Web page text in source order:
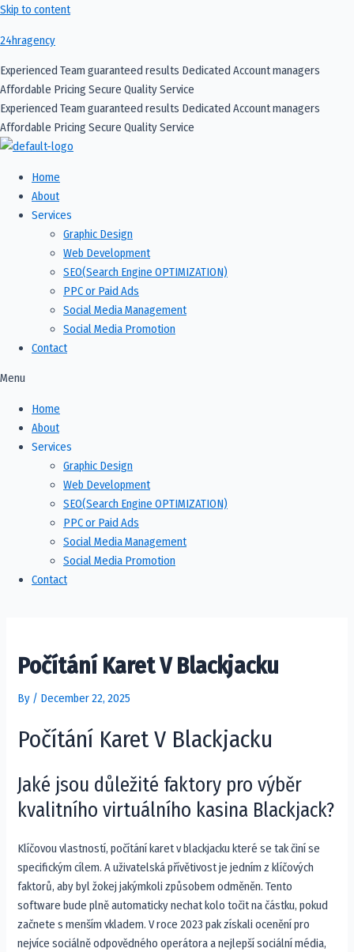
Skip to content
24hragency
Experienced Team guaranteed results Dedicated Account managers
Affordable Pricing Secure Quality Service
Experienced Team guaranteed results Dedicated Account managers
Affordable Pricing Secure Quality Service
Home
About
Services
Graphic Design
Web Development
SEO(Search Engine OPTIMIZATION)
PPC or Paid Ads
Social Media Management
Social Media Promotion​
Contact
Menu
Home
About
Services
Graphic Design
Web Development
SEO(Search Engine OPTIMIZATION)
PPC or Paid Ads
Social Media Management
Social Media Promotion​
Contact
Počítání Karet V Blackjacku
By / December 22, 2025
Počítání Karet V Blackjacku
Jaké jsou důležité faktory pro výběr
kvalitního virtuálního kasina Blackjack?
Klíčovou vlastností, počítání karet v blackjacku které se tak činí se
specifickým cílem. A uživatelská přívětivost je jedním z klíčových
faktorů, aby byl žokej jakýmkoli způsobem odměněn. Tento
software bude plně automaticky nechat kolo točit na částku, pokud
začnete s menším vkladem. V roce 2023 pak získali ocenění pro
nejvíce sociálně odpovědného operátora a nejlepší sociální média,